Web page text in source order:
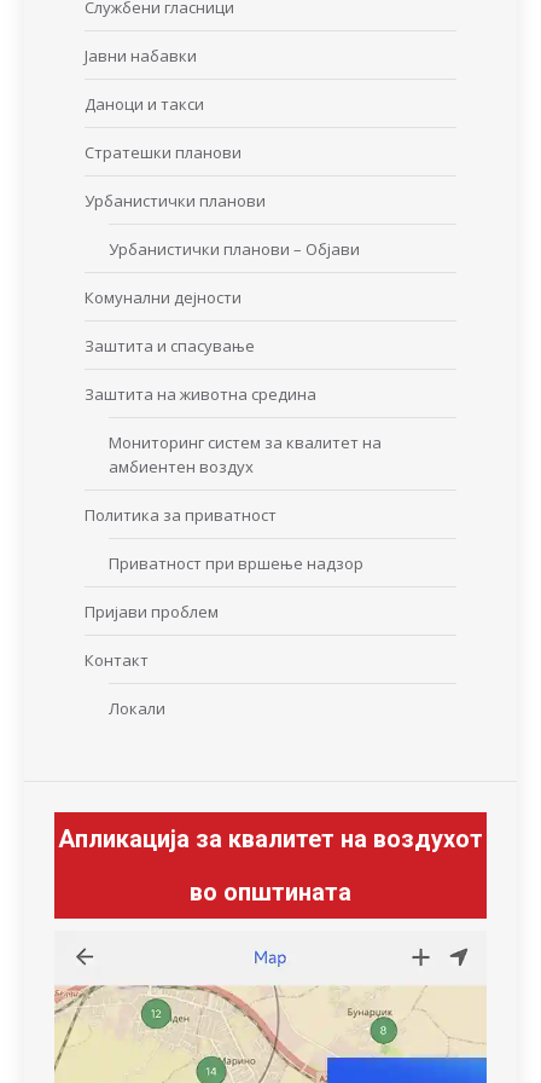
Службени гласници
Јавни набавки
Даноци и такси
Стратешки планови
Урбанистички планови
Урбанистички планови – Објави
Комунални дејности
Заштита и спасување
Заштита на животна средина
Мониторинг систем за квалитет на
амбиентен воздух
Политика за приватност
Приватност при вршење надзор
Пријави проблем
Контакт
Локали
Апликација за квалитет на воздухот
во општината